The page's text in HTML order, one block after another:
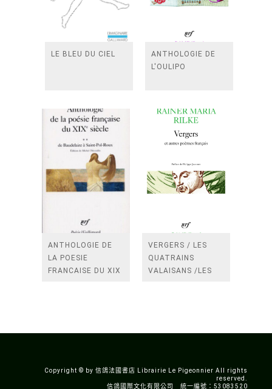
LE BLEU DU CIEL
ANTHOLOGIE DE
L'OULIPO
ANTHOLOGIE DE
LA POESIE
FRANCAISE DU XIX
VERGERS / LES
QUATRAINS
VALAISANS /LES
Copyright © by 信鴿法國書店 Librairie Le Pigeonnier All rights
reserved.
信鴿國際文化有限公司 統一編號：53083520